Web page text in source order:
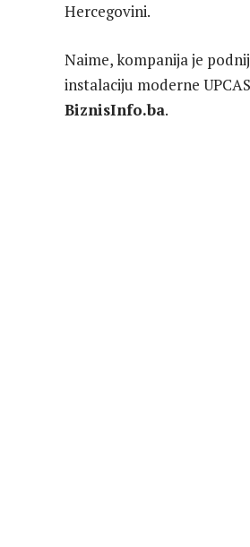
Hercegovini.
Naime, kompanija je
instalaciju moderne
BiznisInfo.ba.